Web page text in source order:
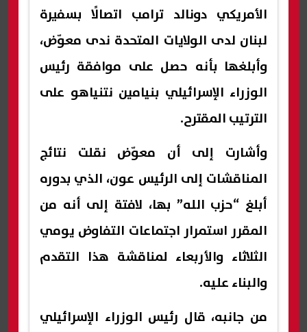
الأمريكي دونالد ترامب اتصالًا بسفيرة
لبنان لدى الولايات المتحدة ندى معوّض،
وأبلغها بأنه حصل على موافقة رئيس
الوزراء الإسرائيلي بنيامين نتنياهو على
الترتيب المقترح.
وأشارت إلى أن معوّض نقلت نتائج
المناقشات إلى الرئيس عون، الذي بدوره
أبلغ “حزب الله” بها، لافتة إلى أنه من
المقرر استمرار اجتماعات التفاوض يومي
الثلاثاء والأربعاء لمناقشة هذا التقدم
والبناء عليه.
من جانبه، قال رئيس الوزراء الإسرائيلي